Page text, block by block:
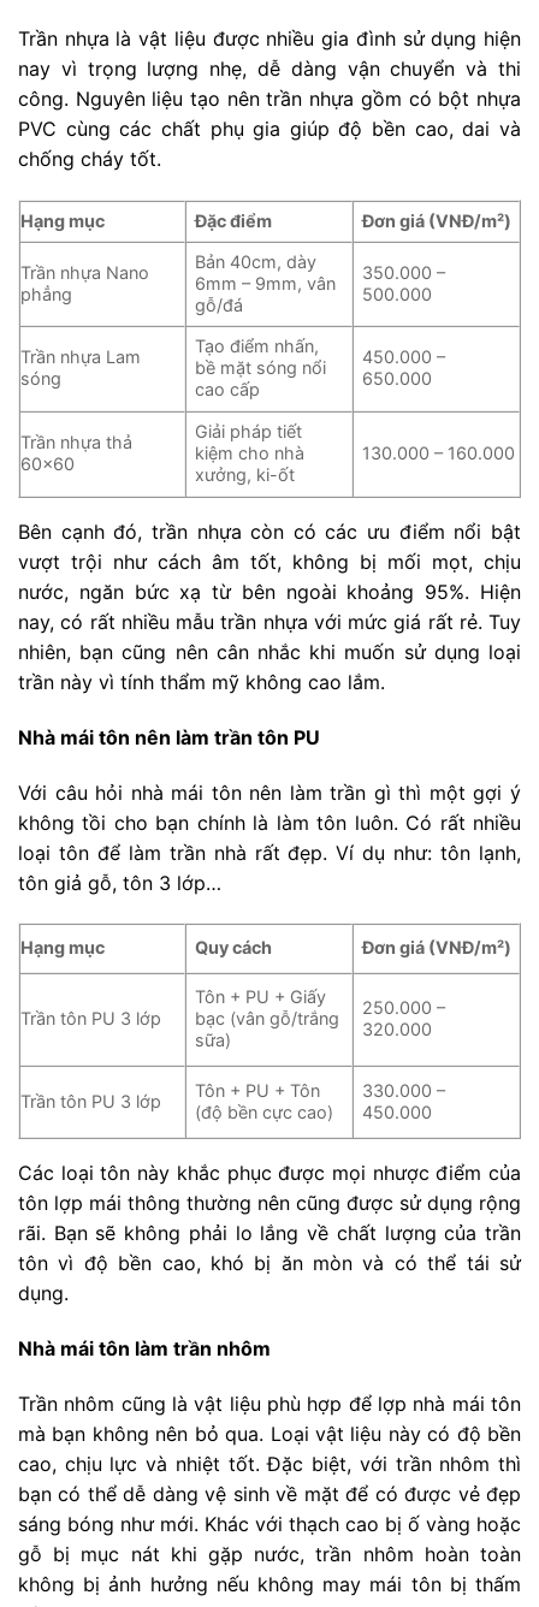
Trần nhựa là vật liệu được nhiều gia đình sử dụng hiện
nay vì trọng lượng nhẹ, dễ dàng vận chuyển và thi
công. Nguyên liệu tạo nên trần nhựa gồm có bột nhựa
PVC cùng các chất phụ gia giúp độ bền cao, dai và
chống cháy tốt.
Hạng mục Đặc điểm Đơn giá (VNĐ/m²)
Trần nhựa Nano
phẳng
Bản 40cm, dày
6mm – 9mm, vân
gỗ/đá
350.000 –
500.000
Trần nhựa Lam
sóng
Tạo điểm nhấn,
bề mặt sóng nổi
cao cấp
450.000 –
650.000
Trần nhựa thả
60×60
Giải pháp tiết
kiệm cho nhà
xưởng, ki-ốt
130.000 – 160.000
Bên cạnh đó, trần nhựa còn có các ưu điểm nổi bật
vượt trội như cách âm tốt, không bị mối mọt, chịu
nước, ngăn bức xạ từ bên ngoài khoảng 95%. Hiện
nay, có rất nhiều mẫu trần nhựa với mức giá rất rẻ. Tuy
nhiên, bạn cũng nên cân nhắc khi muốn sử dụng loại
trần này vì tính thẩm mỹ không cao lắm.
Nhà mái tôn nên làm trần tôn PU
Với câu hỏi nhà mái tôn nên làm trần gì thì một gợi ý
không tồi cho bạn chính là làm tôn luôn. Có rất nhiều
loại tôn để làm trần nhà rất đẹp. Ví dụ như: tôn lạnh,
tôn giả gỗ, tôn 3 lớp…
Hạng mục Quy cách Đơn giá (VNĐ/m²)
Trần tôn PU 3 lớp
Tôn + PU + Giấy
bạc (vân gỗ/trắng
sữa)
250.000 –
320.000
Trần tôn PU 3 lớp
Tôn + PU + Tôn
(độ bền cực cao)
330.000 –
450.000
Các loại tôn này khắc phục được mọi nhược điểm của
tôn lợp mái thông thường nên cũng được sử dụng rộng
rãi. Bạn sẽ không phải lo lắng về chất lượng của trần
tôn vì độ bền cao, khó bị ăn mòn và có thể tái sử
dụng.
Nhà mái tôn làm trần nhôm
Trần nhôm cũng là vật liệu phù hợp để lợp nhà mái tôn
mà bạn không nên bỏ qua. Loại vật liệu này có độ bền
cao, chịu lực và nhiệt tốt. Đặc biệt, với trần nhôm thì
bạn có thể dễ dàng vệ sinh về mặt để có được vẻ đẹp
sáng bóng như mới. Khác với thạch cao bị ố vàng hoặc
gỗ bị mục nát khi gặp nước, trần nhôm hoàn toàn
không bị ảnh hưởng nếu không may mái tôn bị thấm